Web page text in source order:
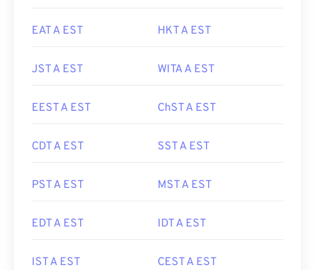
EAT A EST HKT A EST
JST A EST WITA A EST
EEST A EST ChST A EST
CDT A EST SST A EST
PST A EST MST A EST
EDT A EST IDT A EST
IST A EST CEST A EST